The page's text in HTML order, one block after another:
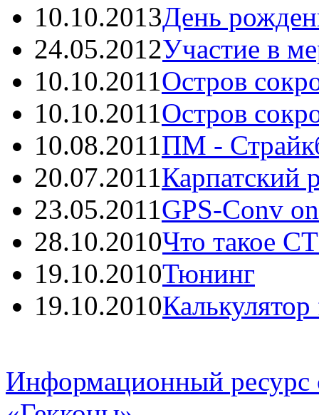
10.10.2013День
24.05.2012Участие в
10.10.2011Остров
10.10.2011Остров
10.08.2011ПМ -
20.07.2011Карпатский
23.05.2011GPS-Conv
28.10.2010Что такое
19.10.2010Тюнинг
19.10.2010
Информационный ресурс